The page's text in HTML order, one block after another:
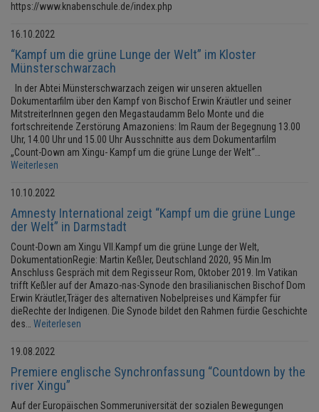
https://www.knabenschule.de/index.php
16.10.2022
“Kampf um die grüne Lunge der Welt” im Kloster
Münsterschwarzach
In der Abtei Münsterschwarzach zeigen wir unseren aktuellen
Dokumentarfilm über den Kampf von Bischof Erwin Kräutler und seiner
MitstreiterInnen gegen den Megastaudamm Belo Monte und die
fortschreitende Zerstörung Amazoniens: Im Raum der Begegnung 13.00
Uhr, 14.00 Uhr und 15.00 Uhr Ausschnitte aus dem Dokumentarfilm
„Count-Down am Xingu- Kampf um die grüne Lunge der Welt“…
Weiterlesen
10.10.2022
Amnesty International zeigt “Kampf um die grüne Lunge
der Welt” in Darmstadt
Count-Down am Xingu VII.Kampf um die grüne Lunge der Welt,
DokumentationRegie: Martin Keßler, Deutschland 2020, 95 Min.Im
Anschluss Gespräch mit dem Regisseur Rom, Oktober 2019. Im Vatikan
trifft Keßler auf der Amazo-nas-Synode den brasilianischen Bischof Dom
Erwin Kräutler,Träger des alternativen Nobelpreises und Kämpfer für
dieRechte der Indigenen. Die Synode bildet den Rahmen fürdie Geschichte
des… Weiterlesen
19.08.2022
Premiere englische Synchronfassung “Countdown by the
river Xingu”
Auf der Europäischen Sommeruniversität der sozialen Bewegungen